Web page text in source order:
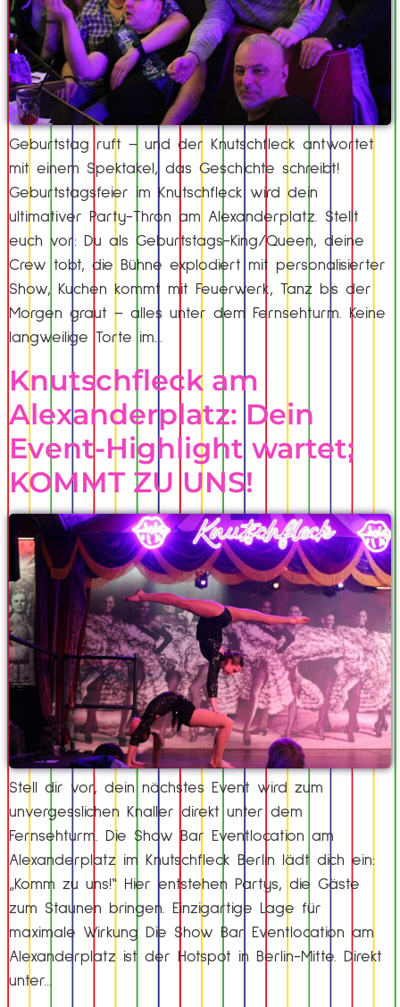
Geburtstag ruft – und der Knutschfleck antwortet
mit einem Spektakel, das Geschichte schreibt!
Geburtstagsfeier im Knutschfleck wird dein
ultimativer Party-Thron am Alexanderplatz. Stellt
euch vor: Du als Geburtstags-King/Queen, deine
Crew tobt, die Bühne explodiert mit personalisierter
Show, Kuchen kommt mit Feuerwerk, Tanz bis der
Morgen graut – alles unter dem Fernsehturm. Keine
langweilige Torte im…
Knutschfleck am
Alexanderplatz: Dein
Event-Highlight wartet;
KOMMT ZU UNS!
Stell dir vor, dein nächstes Event wird zum
unvergesslichen Knaller direkt unter dem
Fernsehturm. Die Show Bar Eventlocation am
Alexanderplatz im Knutschfleck Berlin lädt dich ein:
„Komm zu uns!“ Hier entstehen Partys, die Gäste
zum Staunen bringen. Einzigartige Lage für
maximale Wirkung Die Show Bar Eventlocation am
Alexanderplatz ist der Hotspot in Berlin-Mitte. Direkt
unter…